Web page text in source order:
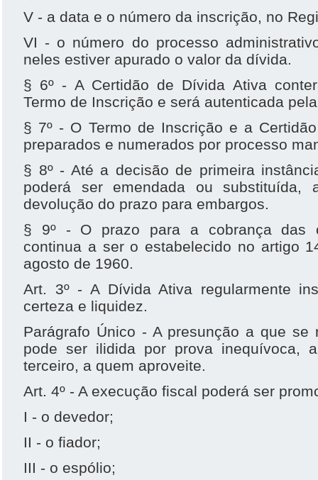
V - a data e o número da inscrição, no
VI - o número do processo
neles estiver apurado o valor da dívida.
§ 6º - A Certidão de Dívida Ativa
Termo de Inscrição e será autenticada
§ 7º - O Termo de Inscrição e a
preparados e numerados por processo
§ 8º - Até a decisão de primeira
poderá ser emendada ou substituída,
devolução do prazo para embargos.
§ 9º - O prazo para a cobrança das
continua a ser o estabelecido no artigo
agosto de 1960.
Art. 3º - A Dívida Ativa regularmente
certeza e liquidez.
Parágrafo Único - A presunção a que
pode ser ilidida por prova inequívoca,
terceiro, a quem aproveite.
Art. 4º - A execução fiscal poderá ser
I - o devedor;
II - o fiador;
III - o espólio;